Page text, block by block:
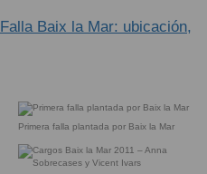
Falla Baix la Mar: ubicación,
Primera falla plantada por Baix la Mar